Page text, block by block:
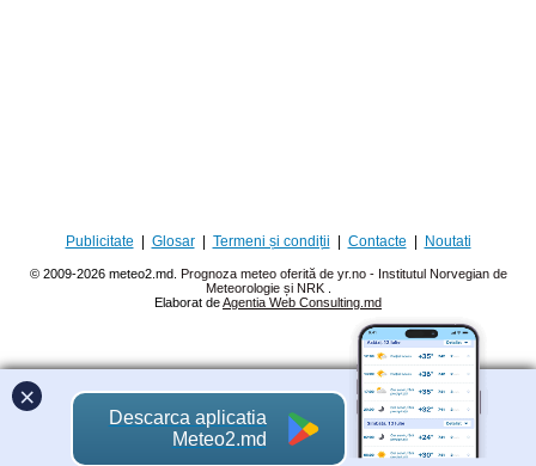
Publicitate Glosar| Termeni și condiții Contacte Noutati
© 2009-2026 meteo2.md. Prognoza meteo oferită de yr.no - Institutul Norvegian de
Meteorologie și NRK
Elaborat deAgentia Web Consulting.md
×
Descarca aplicatia
Meteo2.md